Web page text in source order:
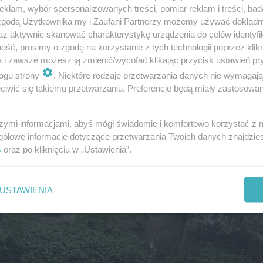
przez zalane ulice. Kierowcy nie mogli przejechać
Śląskich, Nowary w Rudzie Śląskiej czy
ulic Pszczyńskiej z Połomską w Jastrzębiu-Zdroju.
w pobliżu sklepu IKEA.
wybór spersonalizowanych treści, pomiar reklam i treści,
Użytkownika my i Zaufani Partnerzy możemy używać
aktywnie skanować charakterystykę urządzenia do celów
prosimy o zgodę na korzystanie z tych technologii poprzez
i zawsze możesz ją zmienić/wycofać klikając przycisk ustawień
strony
. Niektóre rodzaje przetwarzania danych nie
się takiemu przetwarzaniu. Preferencje będą miały
informacjami, abyś mógł świadomie i komfortowo korzystać z
informacje dotyczące przetwarzania Twoich danych
oraz po kliknięciu w „Ustawienia”.
USTAWIENIA